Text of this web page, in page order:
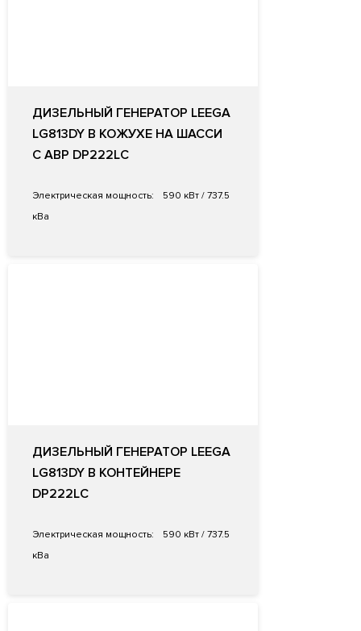
ДИЗЕЛЬНЫЙ ГЕНЕРАТОР LEEGA
LG813DY В КОЖУХЕ НА ШАССИ
С АВР DP222LC
Электрическая мощность:
590 кВт / 737.5
кВа
ДИЗЕЛЬНЫЙ ГЕНЕРАТОР LEEGA
LG813DY В КОНТЕЙНЕРЕ
DP222LC
Электрическая мощность:
590 кВт / 737.5
кВа